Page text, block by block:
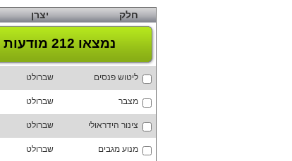
חלק יצרן
נמצאו 212 מודעות
ליטוש פנסים שברולט
מצבר שברולט
צינור הידראולי שברולט
מנוע מגבים שברולט